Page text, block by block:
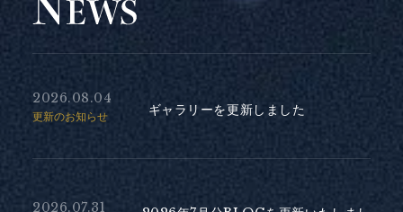
2026.08.04
更新のお知らせ ギャラリーを更新しました
2026.07.31